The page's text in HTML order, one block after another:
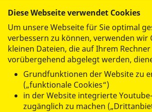
Jobs
Ambulanter Pflegedienst
Betreutes Wohnen
Hauskrankenpflege
Hausnotruf
Kurzzeitpflege
Seniorengerechtes Wohnen
Servicebüro
Senioreneinrichtung
Diese Webseite verwendet Cookies
Um unsere Webseite für Sie optimal
verbessern zu können, verwenden wir
kleinen Dateien, die auf Ihrem Rechner
vorübergehend abgelegt werden,
Grundfunktionen der Website zu
(„funktionale Cookies“)
in der Website integrierte
zugänglich zu machen